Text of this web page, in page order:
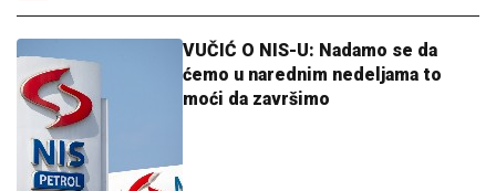
VUČIĆ O NIS-U: Nadamo se da
ćemo u narednim nedeljama to
moći da završimo